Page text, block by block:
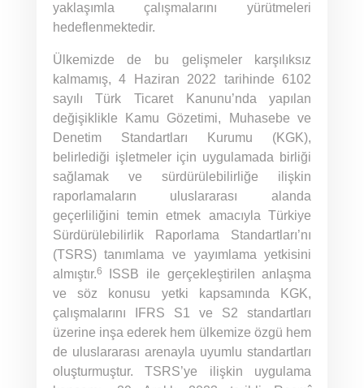
yaklaşımla çalışmalarını yürütmeleri
hedeflenmektedir.
Ülkemizde de bu gelişmeler karşılıksız
kalmamış, 4 Haziran 2022 tarihinde 6102
sayılı Türk Ticaret Kanunu’nda yapılan
değişiklikle Kamu Gözetimi, Muhasebe ve
Denetim Standartları Kurumu (KGK),
belirlediği işletmeler için uygulamada birliği
sağlamak ve sürdürülebilirliğe ilişkin
raporlamaların uluslararası alanda
geçerliliğini temin etmek amacıyla Türkiye
Sürdürülebilirlik Raporlama Standartları’nı
(TSRS) tanımlama ve yayımlama yetkisini
almıştır.6
ISSB ile gerçekleştirilen anlaşma
ve söz konusu yetki kapsamında KGK,
çalışmalarını IFRS S1 ve S2 standartları
üzerine inşa ederek hem ülkemize özgü hem
de uluslararası arenayla uyumlu standartları
oluşturmuştur. TSRS’ye ilişkin uygulama